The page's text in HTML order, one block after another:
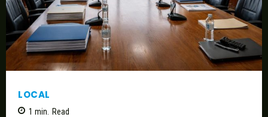
LOCAL
1 min. Read